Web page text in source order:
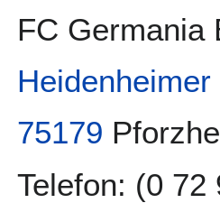
FC Germania
75179
Telefon: (0 72